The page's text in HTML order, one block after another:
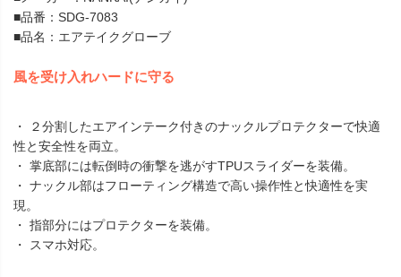
■品番：SDG-7083
■品名：エアテイクグローブ
風を受け入れハードに守る
・ ２分割したエアインテーク付きのナックルプロテクターで快適
性と安全性を両立。
・ 掌底部には転倒時の衝撃を逃がすTPUスライダーを装備。
・ ナックル部はフローティング構造で高い操作性と快適性を実
現。
・ 指部分にはプロテクターを装備。
・ スマホ対応。